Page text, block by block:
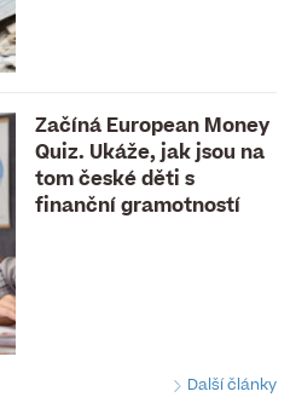
Začíná European Money
Quiz. Ukáže, jak jsou na
tom české děti s
finanční gramotností
Další články